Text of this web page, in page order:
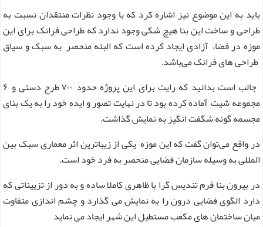
باید به این موضوع نیز اشاره کرد که با وجود نظرات منتقدان نسبت به
طراحی و ساخت این بنا هیچ شکی وجود ندارد که طراحی فرانک برای این
موزه در فضا، آزادی ایجاد کرده است که البته منحصر به سبک و سیاق
طراحی‌ های فرانک می‌باشد.
جالب است بدانید که رایت برای این پروژه حدود ۷۰۰ طرح دستی و ۶
مجموعه شیت آماده کرده بود تا در نهایت تصور و ایده خود را به یک بنای
مجسمه گونه شگفت انگیز به نمایش گذاشت.
در واقع می‌توان گفت که این موزه یکی از زیباترین اثر معماری سبک بین
المللی به وسیله سازمان فضایی منحصر به فرد خود است.
در بیرون بنا فرم تندیس گرا با ظاهری کاملا ساده و به دور از تزییناتی که
دارد الگوی فضایی درون را به نمایش می ‌گذارد و چشم اندازی متفاوت
میان ساختمان ‌های مکعب مستطیل این شهر ایجاد می نماید